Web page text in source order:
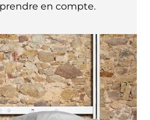
en compte.